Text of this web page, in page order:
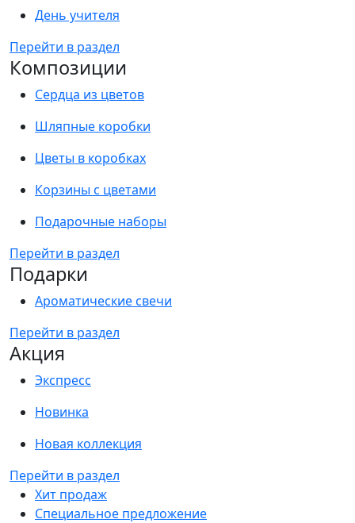
День учителя
Перейти в раздел
Композиции
Сердца из цветов
Шляпные коробки
Цветы в коробках
Корзины с цветами
Подарочные наборы
Перейти в раздел
Подарки
Ароматические свечи
Перейти в раздел
Акция
Экспресс
Новинка
Новая коллекция
Перейти в раздел
Хит продаж
Специальное предложение